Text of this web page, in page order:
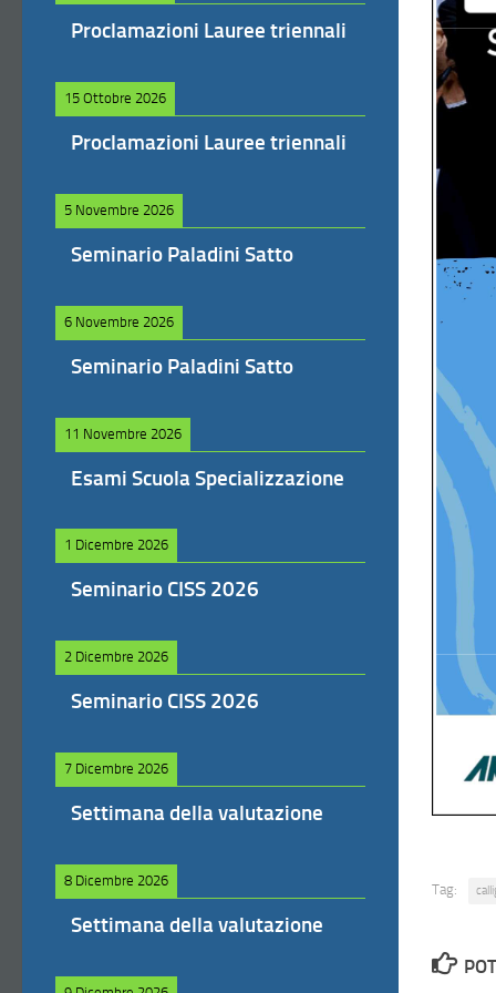
Tag:
Proclamazioni Lauree triennali
15 Ottobre 2026
Proclamazioni Lauree triennali
5 Novembre 2026
Seminario Paladini Satto
6 Novembre 2026
Seminario Paladini Satto
11 Novembre 2026
Esami Scuola Specializzazione
1 Dicembre 2026
Seminario CISS 2026
2 Dicembre 2026
Seminario CISS 2026
7 Dicembre 2026
Settimana della valutazione
8 Dicembre 2026
Settimana della valutazione